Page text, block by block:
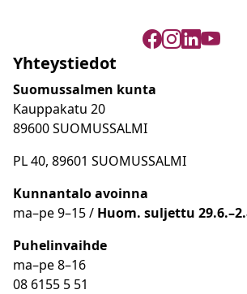
Yhteystiedot
Suomussalmen kunta
Kauppakatu 20
89600 SUOMUSSALMI
PL 40, 89601 SUOMUSSALMI
Kunnantalo avoinna
ma–pe 9–15 / Huom. suljettu
Puhelinvaihde
ma–pe 8–16
08 6155 5 51